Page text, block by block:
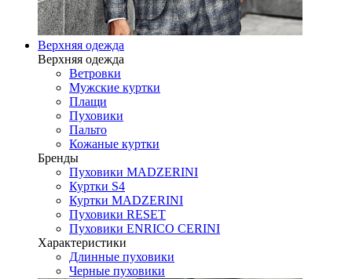
Верхняя одежда
Верхняя одежда
Ветровки
Мужские куртки
Плащи
Пуховики
Пальто
Кожаные куртки
Бренды
Пуховики MADZERINI
Куртки S4
Куртки MADZERINI
Пуховики RESET
Пуховики ENRICO CERINI
Характеристики
Длинные пуховики
Черные пуховики